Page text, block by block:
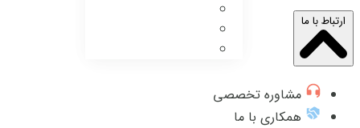
ارتباط با ما
مشاوره تخصصی
همکاری با ما